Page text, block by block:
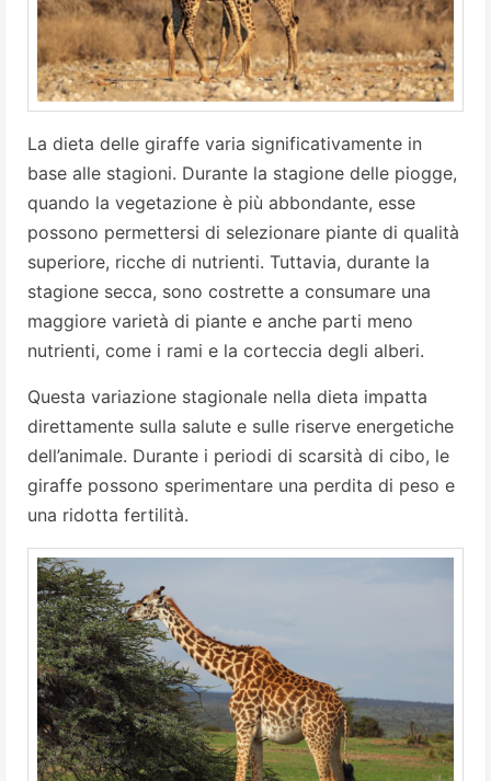
La dieta delle giraffe varia significativamente in
base alle stagioni. Durante la stagione delle piogge,
quando la vegetazione è più abbondante, esse
possono permettersi di selezionare piante di qualità
superiore, ricche di nutrienti. Tuttavia, durante la
stagione secca, sono costrette a consumare una
maggiore varietà di piante e anche parti meno
nutrienti, come i rami e la corteccia degli alberi.
Questa variazione stagionale nella dieta impatta
direttamente sulla salute e sulle riserve energetiche
dell’animale. Durante i periodi di scarsità di cibo, le
giraffe possono sperimentare una perdita di peso e
una ridotta fertilità.